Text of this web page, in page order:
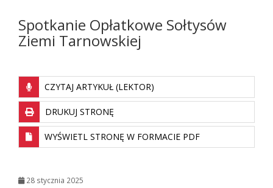
Spotkanie Opłatkowe Sołtysów
Ziemi Tarnowskiej
CZYTAJ ARTYKUŁ (LEKTOR)
DRUKUJ STRONĘ
WYŚWIETL STRONĘ W FORMACIE PDF
28 stycznia 2025